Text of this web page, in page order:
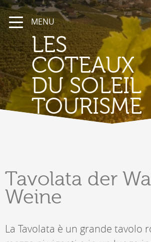
MENU
LES
COTEAUX
DU SOLEIL
TOURISME
Tavolata der
Weine
La Tavolata è un grande tavolo